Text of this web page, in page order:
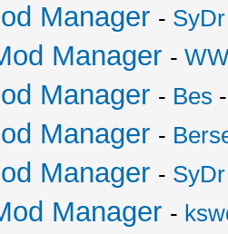
Manager - SyDr
Manager -
Manager - Bes
Manager -
Manager - SyDr
Manager -